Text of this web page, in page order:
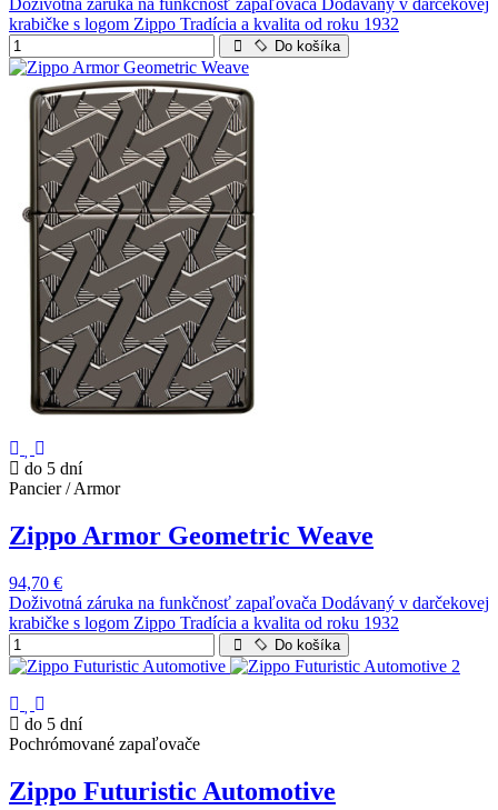
Doživotná záruka na funkčnosť zapaľovača Dodávaný v darčekovej
krabičke s logom Zippo Tradícia a kvalita od roku 1932
Do košíka
do 5 dní
Pancier / Armor
Zippo Armor Geometric Weave
94,70 €
Doživotná záruka na funkčnosť zapaľovača Dodávaný v darčekovej
krabičke s logom Zippo Tradícia a kvalita od roku 1932
Do košíka
do 5 dní
Pochrómované zapaľovače
Zippo Futuristic Automotive